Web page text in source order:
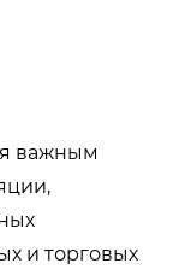
важным
и торговых